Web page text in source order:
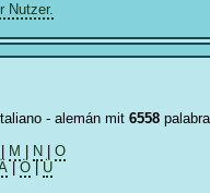
Nutzer.
- alemán mit 6558
M N
O
Ö Ü